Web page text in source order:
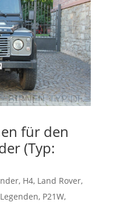
für den
(Typ:
, H4, Land Rover,
Legenden, P21W,